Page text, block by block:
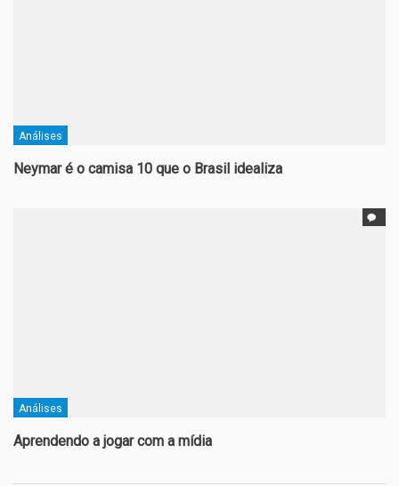
Análises
Neymar é o camisa 10 que o Brasil idealiza
Análises
Aprendendo a jogar com a mídia